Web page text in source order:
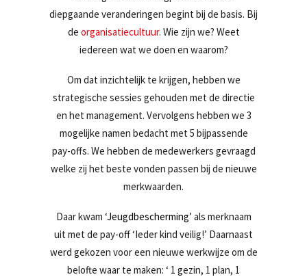
diepgaande veranderingen begint bij de basis. Bij
de organisatiecultuur. Wie zijn we? Weet
iedereen wat we doen en waarom?
Om dat inzichtelijk te krijgen, hebben we
strategische sessies gehouden met de directie
en het management. Vervolgens hebben we 3
mogelijke namen bedacht met 5 bijpassende
pay-offs. We hebben de medewerkers gevraagd
welke zij het beste vonden passen bij de nieuwe
merkwaarden.
Daar kwam ‘Jeugdbescherming’ als merknaam
uit met de pay-off ‘Ieder kind veilig!’ Daarnaast
werd gekozen voor een nieuwe werkwijze om de
belofte waar te maken: ‘ 1 gezin, 1 plan, 1